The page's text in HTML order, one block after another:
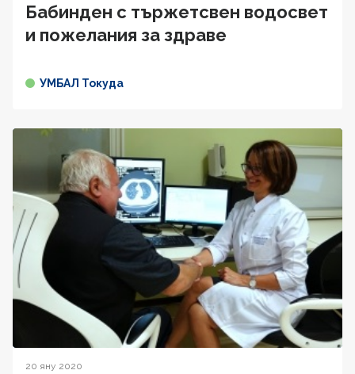
Бабинден с тържетсвен водосвет
и пожелания за здраве
УМБАЛ Токуда
20 яну 2020